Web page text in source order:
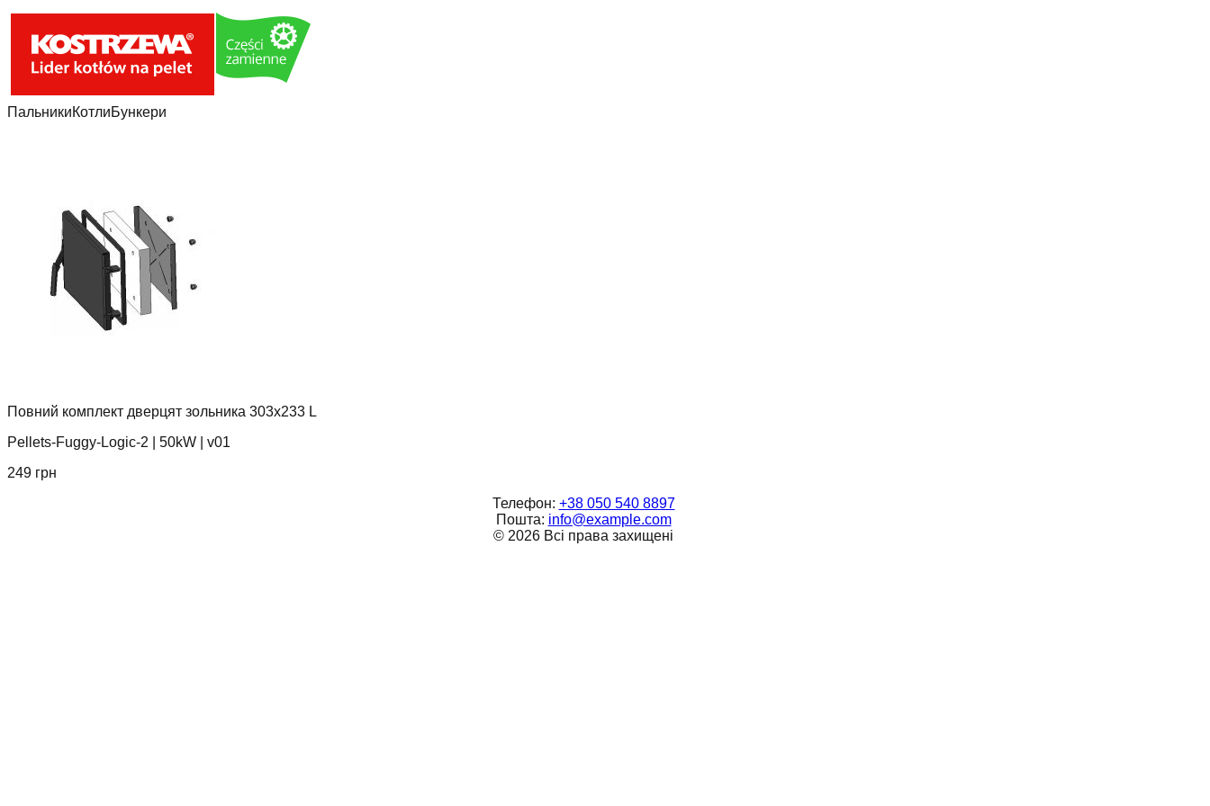
ПальникиКотлиБункери
Повний комплект дверцят зольника 303x233 L
Pellets-Fuggy-Logic-2
50kW
v01
249 грн
Телефон: +38 050 540 8897
Пошта: info@example.com
© 2026 Всі права захищені